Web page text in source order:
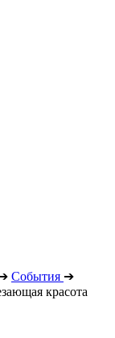
События ➔
красота